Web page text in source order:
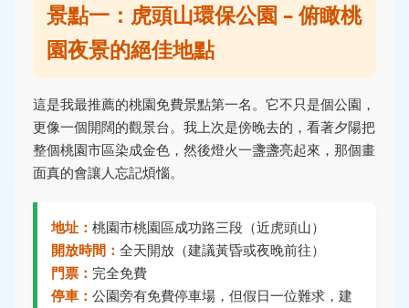
景點一：虎頭山環保公園 – 俯瞰桃
園夜景的絕佳地點
這是我最推薦的桃園免費景點第一名。它不只是個公園，
更像一個開闊的觀景台。我上次是傍晚去的，看著夕陽把
整個桃園市區染成金色，然後燈火一盞盞亮起來，那個畫
面真的會讓人忘記煩惱。
地址： 桃園市桃園區成功路三段（近虎頭山）
開放時間： 全天開放（建議黃昏或夜晚前往）
門票： 完全免費
停車： 公園旁有免費停車場，但假日一位難求，建